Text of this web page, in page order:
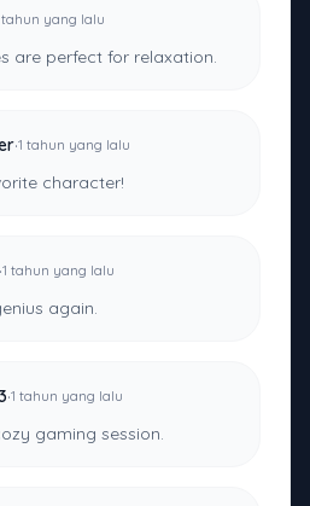
tahun yang lalu
are perfect for relaxation.
·1 tahun yang lalu
character!
·1 tahun yang lalu
again.
·1 tahun yang lalu
gaming session.